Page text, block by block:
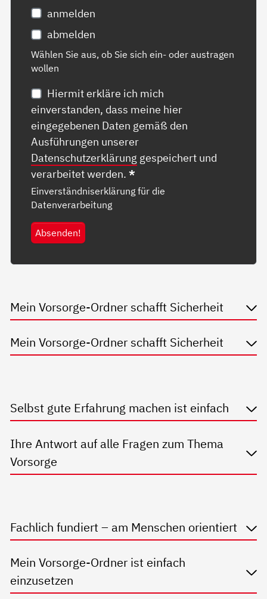
anmelden
abmelden
Wählen Sie aus, ob Sie sich ein- oder austragen
wollen
Hiermit erkläre ich mich
einverstanden, dass meine hier
eingegebenen Daten gemäß den
Ausführungen unserer
Datenschutzerklärung gespeichert und
verarbeitet werden.*
Einverständniserklärung für die
Datenverarbeitung
Absenden!
Mein Vorsorge-Ordner schafft Sicherheit
Mein Vorsorge-Ordner schafft Sicherheit
Selbst gute Erfahrung machen ist einfach
Ihre Antwort auf alle Fragen zum Thema
Vorsorge
Fachlich fundiert – am Menschen orientiert
Mein Vorsorge-Ordner ist einfach
einzusetzen